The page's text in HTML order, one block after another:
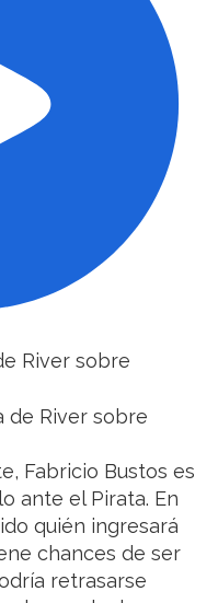
River sobre
Fabricio Bustos es
ante el Pirata. En
quién ingresará
chances de ser
retrasarse